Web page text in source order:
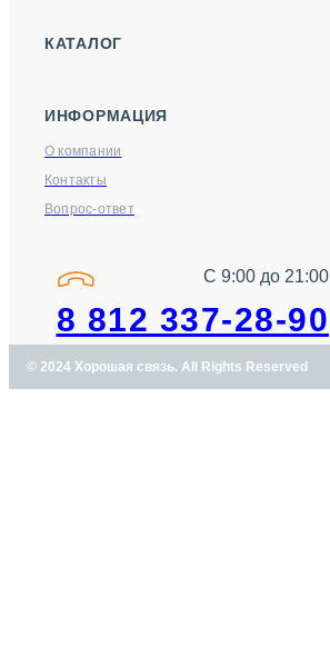
КАТАЛОГ
ИНФОРМАЦИЯ
О компании
Контакты
Вопрос-ответ
С 9:00 до 21:00
8 812 337-28-90
© 2024 Хорошая связь. All Rights Reserved